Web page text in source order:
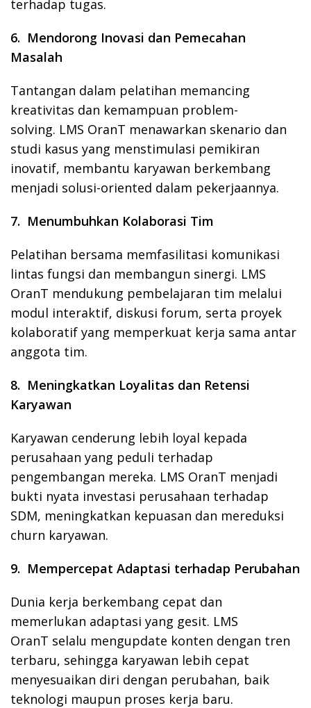
terhadap tugas.
6. Mendorong Inovasi dan Pemecahan
Masalah
Tantangan dalam pelatihan memancing
kreativitas dan kemampuan problem-
solving. LMS OranT menawarkan skenario dan
studi kasus yang menstimulasi pemikiran
inovatif, membantu karyawan berkembang
menjadi solusi-oriented dalam pekerjaannya.
7. Menumbuhkan Kolaborasi Tim
Pelatihan bersama memfasilitasi komunikasi
lintas fungsi dan membangun sinergi. LMS
OranT mendukung pembelajaran tim melalui
modul interaktif, diskusi forum, serta proyek
kolaboratif yang memperkuat kerja sama antar
anggota tim.
8. Meningkatkan Loyalitas dan Retensi
Karyawan
Karyawan cenderung lebih loyal kepada
perusahaan yang peduli terhadap
pengembangan mereka. LMS OranT menjadi
bukti nyata investasi perusahaan terhadap
SDM, meningkatkan kepuasan dan mereduksi
churn karyawan.
9. Mempercepat Adaptasi terhadap Perubahan
Dunia kerja berkembang cepat dan
memerlukan adaptasi yang gesit. LMS
OranT selalu mengupdate konten dengan tren
terbaru, sehingga karyawan lebih cepat
menyesuaikan diri dengan perubahan, baik
teknologi maupun proses kerja baru.